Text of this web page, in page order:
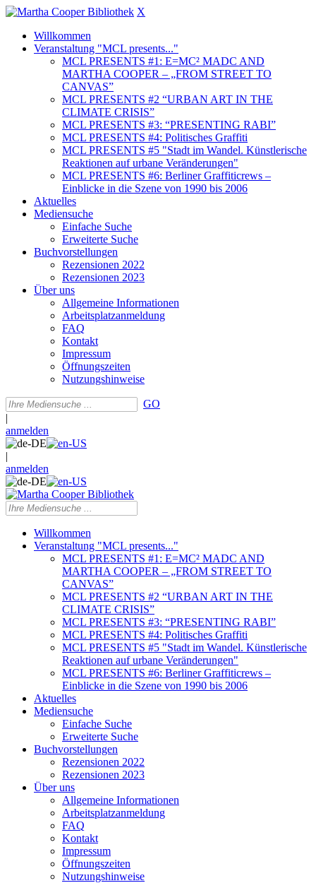
X
Willkommen
Veranstaltung "MCL presents..."
MCL PRESENTS #1: E=MC² MADC AND
MARTHA COOPER – „FROM STREET TO
CANVAS”
MCL PRESENTS #2 “URBAN ART IN THE
CLIMATE CRISIS”
MCL PRESENTS #3: “PRESENTING RABI”
MCL PRESENTS #4: Politisches Graffiti
MCL PRESENTS #5 "Stadt im Wandel. Künstlerische
Reaktionen auf urbane Veränderungen"
MCL PRESENTS #6: Berliner Graffiticrews –
Einblicke in die Szene von 1990 bis 2006
Aktuelles
Mediensuche
Einfache Suche
Erweiterte Suche
Buchvorstellungen
Rezensionen 2022
Rezensionen 2023
Über uns
Allgemeine Informationen
Arbeitsplatzanmeldung
FAQ
Kontakt
Impressum
Öffnungszeiten
Nutzungshinweise
GO
|
anmelden
|
anmelden
Willkommen
Veranstaltung "MCL presents..."
MCL PRESENTS #1: E=MC² MADC AND
MARTHA COOPER – „FROM STREET TO
CANVAS”
MCL PRESENTS #2 “URBAN ART IN THE
CLIMATE CRISIS”
MCL PRESENTS #3: “PRESENTING RABI”
MCL PRESENTS #4: Politisches Graffiti
MCL PRESENTS #5 "Stadt im Wandel. Künstlerische
Reaktionen auf urbane Veränderungen"
MCL PRESENTS #6: Berliner Graffiticrews –
Einblicke in die Szene von 1990 bis 2006
Aktuelles
Mediensuche
Einfache Suche
Erweiterte Suche
Buchvorstellungen
Rezensionen 2022
Rezensionen 2023
Über uns
Allgemeine Informationen
Arbeitsplatzanmeldung
FAQ
Kontakt
Impressum
Öffnungszeiten
Nutzungshinweise